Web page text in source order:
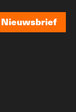
Nieuwsbrief